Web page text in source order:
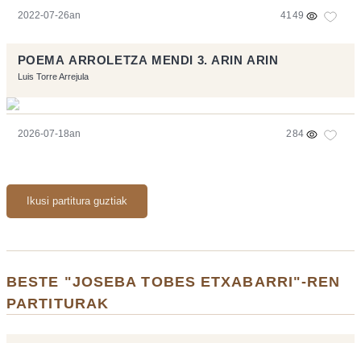
2022-07-26an 4149
POEMA ARROLETZA MENDI 3. ARIN ARIN
Luis Torre Arrejula
2026-07-18an 284
Ikusi partitura guztiak
BESTE "JOSEBA TOBES ETXABARRI"-REN
PARTITURAK